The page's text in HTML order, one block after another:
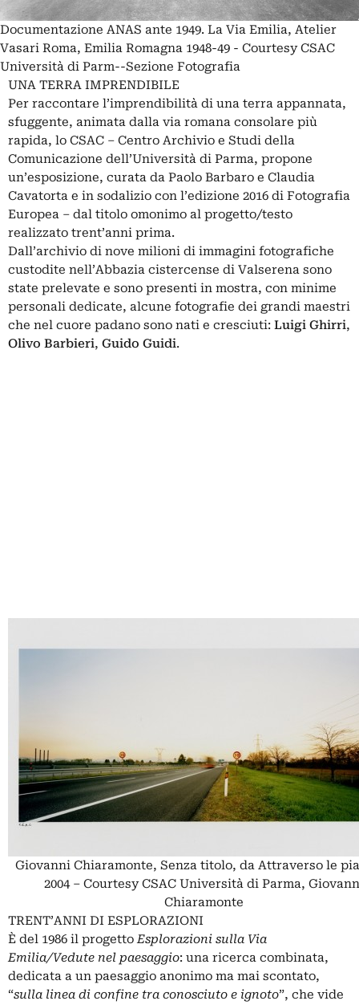
Documentazione ANAS ante 1949. La Via Emilia, Atelier
Vasari Roma, Emilia Romagna 1948-49 - Courtesy CSAC
Università di Parm--Sezione Fotografia
UNA TERRA IMPRENDIBILE
Per raccontare l’imprendibilità di una terra appannata,
sfuggente, animata dalla via romana consolare più
rapida, lo CSAC – Centro Archivio e Studi della
Comunicazione dell’Università di Parma, propone
un’esposizione, curata da Paolo Barbaro e Claudia
Cavatorta e in sodalizio con l’edizione 2016 di Fotografia
Europea – dal titolo omonimo al progetto/testo
realizzato trent’anni prima.
Dall’archivio di nove milioni di immagini fotografiche
custodite nell’Abbazia cistercense di Valserena sono
state prelevate e sono presenti in mostra, con minime
personali dedicate, alcune fotografie dei grandi maestri
che nel cuore padano sono nati e cresciuti: Luigi Ghirri,
Olivo Barbieri, Guido Guidi.
Giovanni Chiaramonte, Senza titolo, da Attraverso le
2004 – Courtesy CSAC Università di Parma,
Chiaramonte
TRENT’ANNI DI ESPLORAZIONI
È del 1986 il progettoEsplorazioni sulla Via
Emilia/Vedute nel paesaggio: una ricerca combinata,
dedicata a un paesaggio anonimo ma mai scontato,
“sulla linea di confine tra conosciuto e ignoto”, che vide